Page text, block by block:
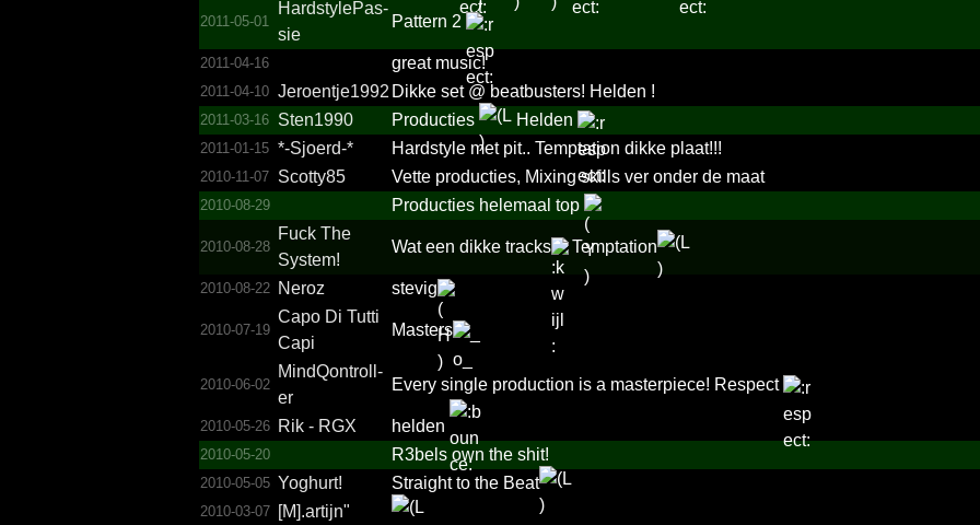
2011-05-01
Hardst­ylePas­
sie
Pattern 2
2011-04-16 great music!
2011-04-10 Jeroen­tje199­2 Dikke set @ beatbusters! Helden !
2011-03-16 Sten1990 Producties Helden
2011-01-15 *-Sjoerd-* Hardstyle met pit.. Temptation dikke plaat!!!
2010-11-07 Scotty85 Vette producties, Mixing skills ver onder de maat
2010-08-29 Producties helemaal top
2010-08-28
Fuck The
System!­
Wat een dikke tracks Temptation
2010-08-22 Neroz stevig
2010-07-19
Capo Di Tutti
Capi
Masters
2010-06-02
MindQo­ntroll­
er
Every single production is a masterpiece! Respect
2010-05-26 Rik - RGX helden
2010-05-20 R3bels own the shit!
2010-05-05 Yoghurt! Straight to the Beat
2010-03-07 [M].artijn"